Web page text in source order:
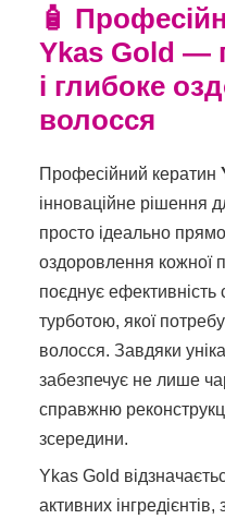
🧴
Ykas Gold —
і глибоке
волосся
Професійний кератин
інноваційне рішення
просто ідеально
оздоровлення кожної
поєднує ефективність
турботою, якої
волосся. Завдяки
забезпечує не лише
справжню
зсередини.
Ykas Gold
активних